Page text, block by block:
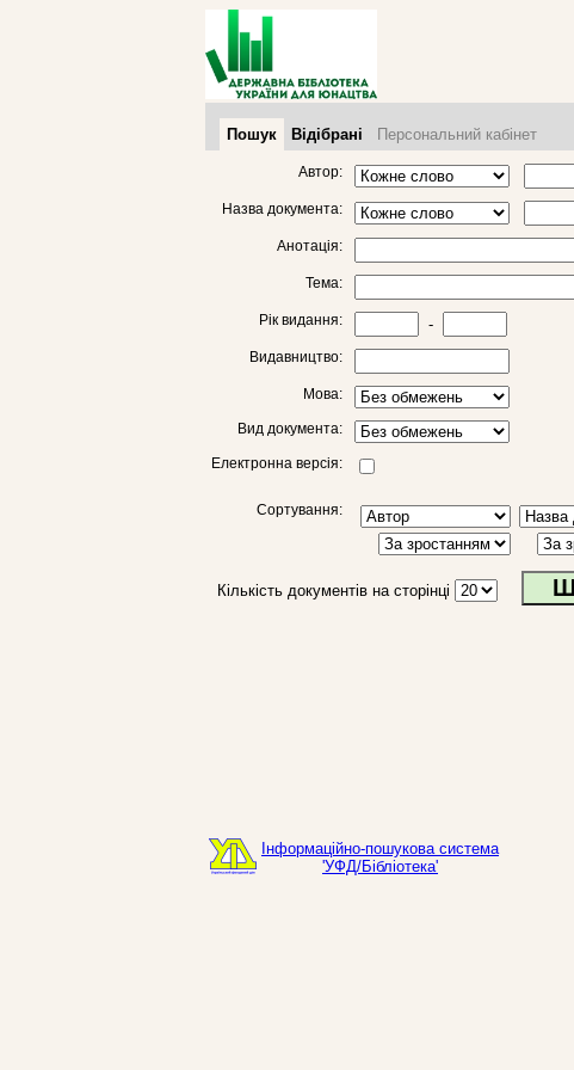
Пошук Відібрані Персональний кабінет
Автор:
Назва документа:
Анотація:
Тема:
Рік видання: -
Видавництво:
Мова:
Вид документа:
Електронна версія:
Сортування:
Кількість документів на сторінці
Інформаційно-пошукова система
'УФД/Бібліотека'